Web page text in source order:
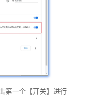
第一个【开关】进行